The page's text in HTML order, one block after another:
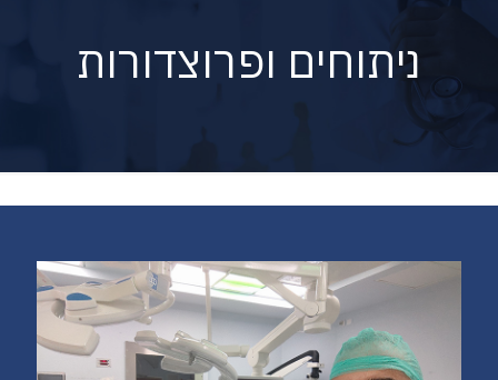
ניתוחים ופרוצדורות